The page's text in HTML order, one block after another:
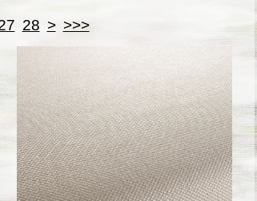
28 > >>>